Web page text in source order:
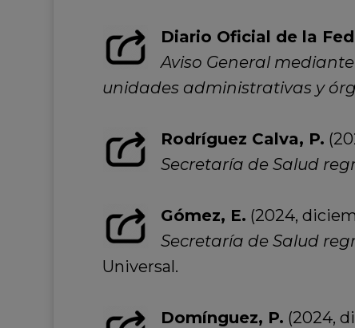
Diario Oficial de la
Aviso General
unidades administrativas y
Rodríguez Calva, P.
Secretaría de Salud
Gómez, E. (2024,
Secretaría de Salud
Universal.
Domínguez, P. (2024,